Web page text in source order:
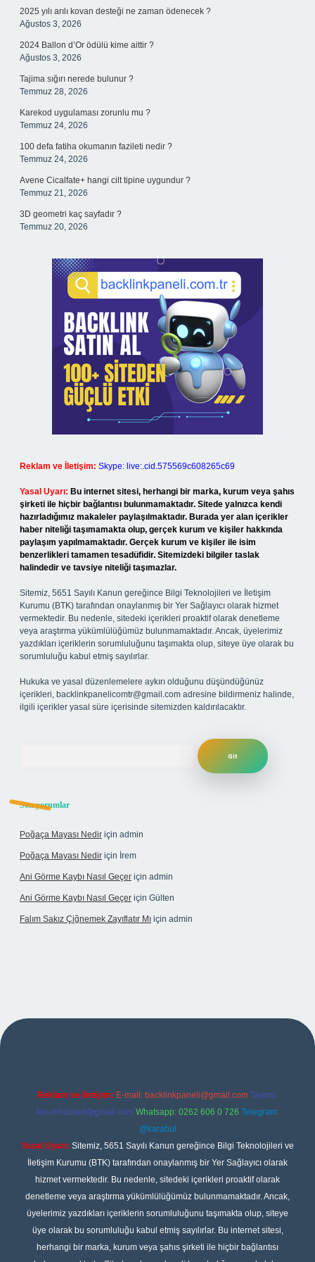
2025 yılı arılı kovan desteği ne zaman ödenecek ?
Ağustos 3, 2026
2024 Ballon d’Or ödülü kime aittir ?
Ağustos 3, 2026
Tajima sığırı nerede bulunur ?
Temmuz 28, 2026
Karekod uygulaması zorunlu mu ?
Temmuz 24, 2026
100 defa fatiha okumanın fazileti nedir ?
Temmuz 24, 2026
Avene Cicalfate+ hangi cilt tipine uygundur ?
Temmuz 21, 2026
3D geometri kaç sayfadır ?
Temmuz 20, 2026
Reklam ve İletişim: Skype: live:.cid.575569c608265c69
Yasal Uyarı: Bu internet sitesi, herhangi bir marka, kurum veya şahıs
şirketi ile hiçbir bağlantısı bulunmamaktadır. Sitede yalnızca kendi
hazırladığımız makaleler paylaşılmaktadır. Burada yer alan içerikler
haber niteliği taşımamakta olup, gerçek kurum ve kişiler hakkında
paylaşım yapılmamaktadır. Gerçek kurum ve kişiler ile isim
benzerlikleri tamamen tesadüfidir. Sitemizdeki bilgiler taslak
halindedir ve tavsiye niteliği taşımazlar.
Sitemiz, 5651 Sayılı Kanun gereğince Bilgi Teknolojileri ve İletişim
Kurumu (BTK) tarafından onaylanmış bir Yer Sağlayıcı olarak hizmet
vermektedir. Bu nedenle, sitedeki içerikleri proaktif olarak denetleme
veya araştırma yükümlülüğümüz bulunmamaktadır. Ancak, üyelerimiz
yazdıkları içeriklerin sorumluluğunu taşımakta olup, siteye üye olarak bu
sorumluluğu kabul etmiş sayılırlar.
Hukuka ve yasal düzenlemelere aykırı olduğunu düşündüğünüz
içerikleri, backlinkpanelicomtr@gmail.com adresine bildirmeniz halinde,
ilgili içerikler yasal süre içerisinde sitemizden kaldırılacaktır.
Son yorumlar
Poğaça Mayası Nedir için admin
Poğaça Mayası Nedir için İrem
Ani Görme Kaybı Nasıl Geçer için admin
Ani Görme Kaybı Nasıl Geçer için Gülten
Falım Sakız Çiğnemek Zayıflatır Mı için admin
Reklam ve İletişim: E-mail: backlinkpaneli@gmail.com Teams:
forumhizmeti@gmail.com Whatsapp: 0262 606 0 726 Telegram:
@karabul
Yasal Uyarı: Sitemiz, 5651 Sayılı Kanun gereğince Bilgi Teknolojileri ve
İletişim Kurumu (BTK) tarafından onaylanmış bir Yer Sağlayıcı olarak
hizmet vermektedir. Bu nedenle, sitedeki içerikleri proaktif olarak
denetleme veya araştırma yükümlülüğümüz bulunmamaktadır. Ancak,
üyelerimiz yazdıkları içeriklerin sorumluluğunu taşımakta olup, siteye
üye olarak bu sorumluluğu kabul etmiş sayılırlar. Bu internet sitesi,
herhangi bir marka, kurum veya şahıs şirketi ile hiçbir bağlantısı